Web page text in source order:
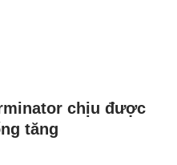
chịu được
tăng